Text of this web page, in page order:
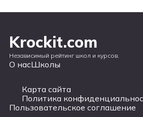
Krockit.com
Независимый рейтинг школ и курсов.
О насШколы
Карта сайта
Политика
Пользовательское соглашение